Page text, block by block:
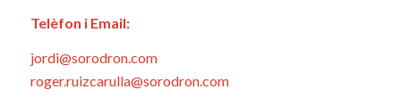
Telèfon i Email:
jordi@sorodron.com
roger.ruizcarulla@sorodron.com